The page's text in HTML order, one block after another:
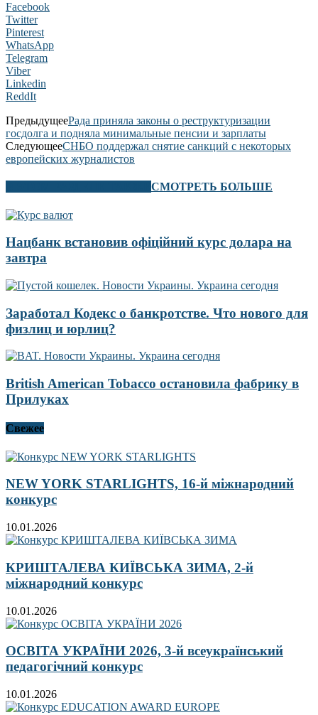
Facebook
Twitter
Pinterest
WhatsApp
Telegram
Viber
Linkedin
ReddIt
ПредыдущееРада приняла законы о реструктуризации
госдолга и подняла минимальные пенсии и зарплаты
СледующееСНБО поддержал снятие санкций с некоторых
европейских журналистов
СМОТРЕТЬ БОЛЬШЕ
Нацбанк встановив офіційний курс долара на
завтра
Заработал Кодекс о банкротстве. Что нового для
физлиц и юрлиц?
British American Tobacco остановила фабрику в
Прилуках
Свежее
NEW YORK STARLIGHTS, 16-й міжнародний
конкурс
10.01.2026
КРИШТАЛЕВА КИЇВСЬКА ЗИМА, 2-й
міжнародний конкурс
10.01.2026
ОСВІТА УКРАЇНИ 2026, 3-й всеукраїнський
педагогічний конкурс
10.01.2026